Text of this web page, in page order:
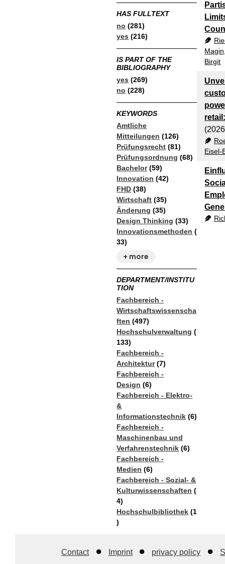
HAS FULLTEXT
no (281)
yes (216)
IS PART OF THE
BIBLIOGRAPHY
yes (269)
no (228)
KEYWORDS
Amtliche
Mitteilungen (126)
Prüfungsrecht (81)
Prüfungsordnung (68)
Bachelor(59)
Innovation (42)
FHD (38)
Wirtschaft (35)
Änderung (35)
Design Thinking (33)
Innovationsmethoden (
33)
+ more
DEPARTMENT/INSTITU
TION
Fachbereich -
Wirtschaftswissenscha
ften (497)
Hochschulverwaltung (
133)
Fachbereich -
Architektur(7)
Fachbereich -
Design (6)
Fachbereich - Elektro-
&
Informationstechnik (6)
Fachbereich -
Maschinenbau und
Verfahrenstechnik (6)
Fachbereich -
Medien (6)
Fachbereich - Sozial- &
Kulturwissenschaften (
4)
Hochschulbibliothek (1
)
Birgit
Eisel-
Contact Imprint privacy policy